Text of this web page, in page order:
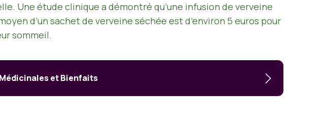
Une étude clinique a démontré qu’une infusion de verveine
d’un sachet de verveine séchée est d’environ 5 euros pour
sommeil.
et Bienfaits